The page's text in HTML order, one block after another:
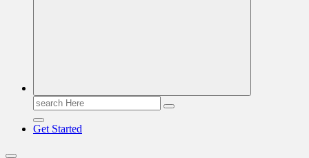
Search
for:
Get Started